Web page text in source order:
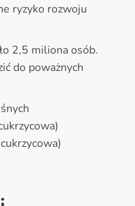
ryzyko rozwoju
2,5 miliona osób.
do poważnych